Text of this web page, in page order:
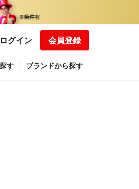
ログイン 会員登録
す ブランドから探す